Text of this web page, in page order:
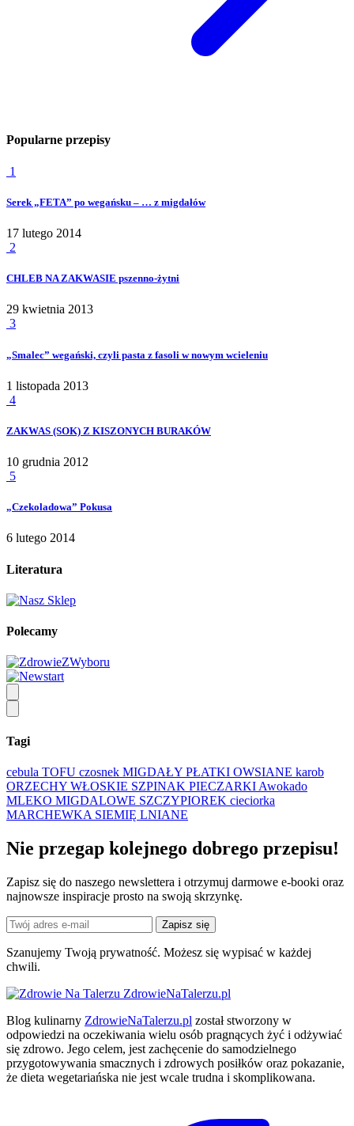
Popularne przepisy
1
Serek „FETA” po wegańsku – … z migdałów
17 lutego 2014
2
CHLEB NA ZAKWASIE pszenno-żytni
29 kwietnia 2013
3
„Smalec” wegański, czyli pasta z fasoli w nowym wcieleniu
1 listopada 2013
4
ZAKWAS (SOK) Z KISZONYCH BURAKÓW
10 grudnia 2012
5
„Czekoladowa” Pokusa
6 lutego 2014
Literatura
Polecamy
Tagi
cebula TOFU czosnek MIGDAŁY PŁATKI OWSIANE karob
ORZECHY WŁOSKIE SZPINAK PIECZARKI Awokado
MLEKO MIGDALOWE SZCZYPIOREK cieciorka
MARCHEWKA SIEMIĘ LNIANE
Nie przegap kolejnego dobrego przepisu!
Zapisz się do naszego newslettera i otrzymuj darmowe e-booki oraz
najnowsze inspiracje prosto na swoją skrzynkę.
Zapisz się
Szanujemy Twoją prywatność. Możesz się wypisać w każdej
chwili.
ZdrowieNaTalerzu.pl
Blog kulinarny ZdrowieNaTalerzu.pl został stworzony w
odpowiedzi na oczekiwania wielu osób pragnących żyć i odżywiać
się zdrowo. Jego celem, jest zachęcenie do samodzielnego
przygotowywania smacznych i zdrowych posiłków oraz pokazanie,
że dieta wegetariańska nie jest wcale trudna i skomplikowana.